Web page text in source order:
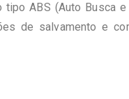
ABS (Auto Busca e
de salvamento e